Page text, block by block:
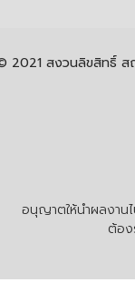
อนุญาตให้นำผลงาน
ต้อง
2021 สงวนลิขสิทธิ์ สถ